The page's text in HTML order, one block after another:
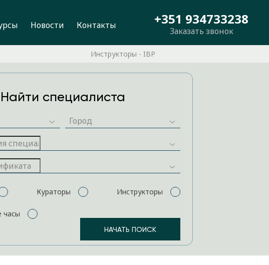
Новости Контакты +351 934733238
Заказать звонок
Инструкторы - IBP
Найти специалиста
Кураторы Инструкторы
часы